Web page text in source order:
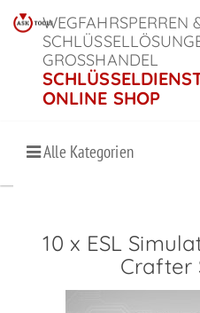
WEGFAHRSPERREN
GROSSHANDEL
ONLINE SHOP
Alle Kategorien
10 x ESL
Crafter